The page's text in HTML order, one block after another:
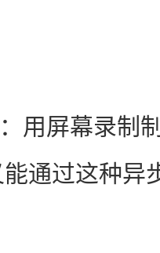
屏幕录制制
通过这种异